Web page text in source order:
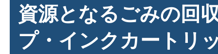
資源となるごみの回
プ・インクカートリ